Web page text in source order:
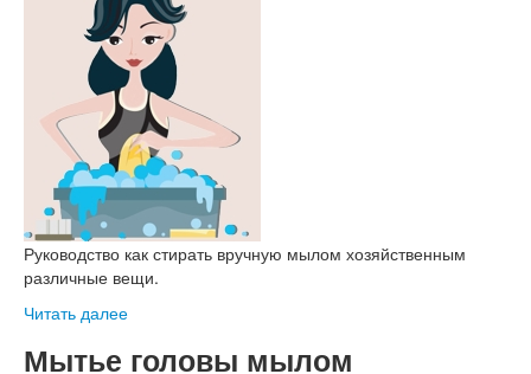
Руководство как стирать вручную мылом хозяйственным
различные вещи.
Читать далее
Мытье головы мылом